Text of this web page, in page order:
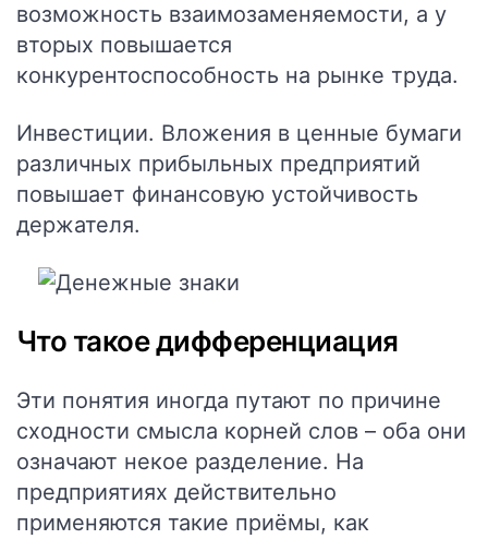
возможность взаимозаменяемости, а у
вторых повышается
конкурентоспособность на рынке труда.
Инвестиции. Вложения в ценные бумаги
различных прибыльных предприятий
повышает финансовую устойчивость
держателя.
Что такое дифференциация
Эти понятия иногда путают по причине
сходности смысла корней слов – оба они
означают некое разделение. На
предприятиях действительно
применяются такие приёмы, как